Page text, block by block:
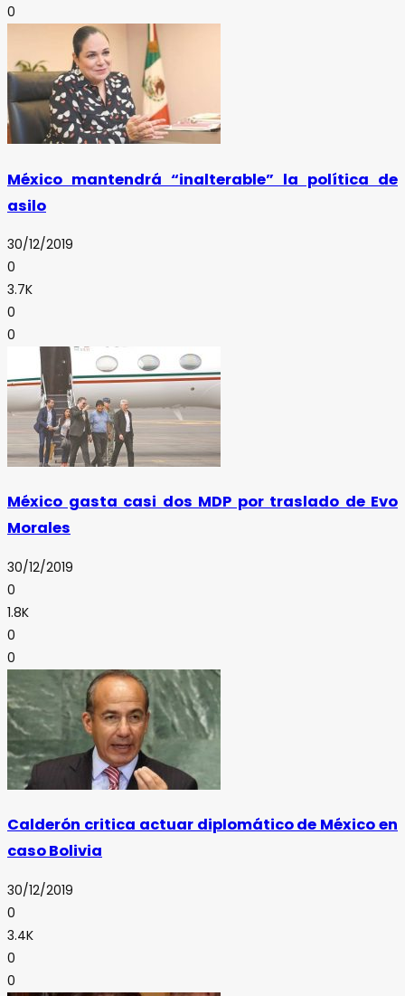
0
México mantendrá “inalterable” la política de
asilo
30/12/2019
0
3.7K
0
0
México gasta casi dos MDP por traslado de Evo
Morales
30/12/2019
0
1.8K
0
0
Calderón critica actuar diplomático de México en
caso Bolivia
30/12/2019
0
3.4K
0
0